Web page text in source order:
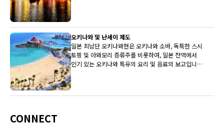
오키나와 및 난세이 제도
일본 최남단 오키나와현은 오키나와 소바, 독특한 스시
토핑 및 아와모리 증류주를 비롯하여, 일본 전역에서
인기 있는 오키나와 특유의 요리 및 음료의 보고입니
CONNECT